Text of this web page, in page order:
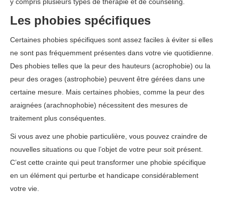
Les phobies spécifiques
Certaines phobies spécifiques sont assez faciles à éviter si elles
ne sont pas fréquemment présentes dans votre vie quotidienne.
Des phobies telles que la peur des hauteurs (acrophobie) ou la
peur des orages (astrophobie) peuvent être gérées dans une
certaine mesure. Mais certaines phobies, comme la peur des
araignées (arachnophobie) nécessitent des mesures de
traitement plus conséquentes.
Si vous avez une phobie particulière, vous pouvez craindre de
nouvelles situations ou que l’objet de votre peur soit présent.
C’est cette crainte qui peut transformer une phobie spécifique
en un élément qui perturbe et handicape considérablement
votre vie.